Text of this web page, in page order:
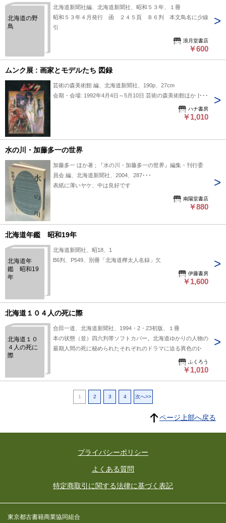
北海道の野
鳥
北海道新聞社編、北海道新聞社、昭和５３年、１冊
昭和５３年４月発行 函 ２４５頁 Ｂ６判 本文鳥名に少線
引
浪月堂書店
￥600
ムンク展 : 画家とモデルたち 図録
芸術の森美術館 編、北海道新聞社、190p、27cm
会期・会場: 1992年4月4日～5月10日 芸術の森美術館ほか 良好
ハナ書房
￥1,010
水の川・加藤多一の世界
加藤多一 ほか著 ; 『水の川・加藤多一の世界』編集・刊行委
員会 編、北海道新聞社、2004、287･･･
表紙に薄いヤケ、中は良好です
南陽堂書店
￥880
北海道年鑑 昭和19年
北海道年
鑑 昭和19
年
北海道新聞社、昭18、1
B6判、P549、別冊「北海道樺太人名録」欠
伊藤書房
￥1,600
北海道１０４人の死に際
北海道１０
４人の死に
際
合田一道、北海道新聞社、1994・2・23初版、１冊
本の状態（並）四六判帯ソフトカバー。北海道ゆかりの人物の
最期人間の死に秘められたそれぞれのドラマに迫る異色の書
ふくろう
￥1,010
1 2 3 4 次へ>>
ページ上部へ戻る
プライバシーポリシー
よくある質問
特定商取引に関する法律に基づく表記
東京都古書籍商業協同組合